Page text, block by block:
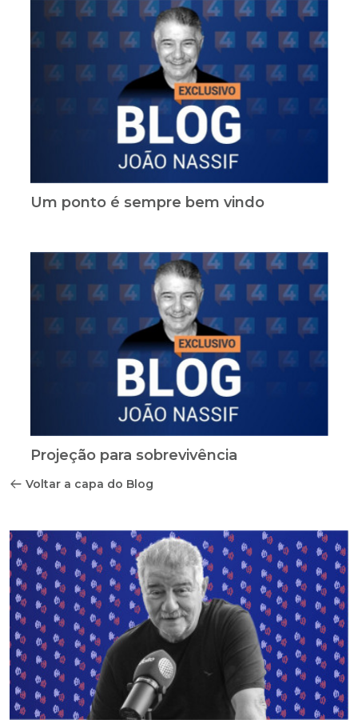
Um ponto é sempre bem vindo
Projeção para sobrevivência
Voltar a capa do Blog